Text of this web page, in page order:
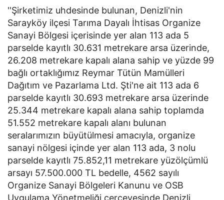
''Şirketimiz uhdesinde bulunan, Denizli'nin
Sarayköy ilçesi Tarıma Dayalı İhtisas Organize
Sanayi Bölgesi içerisinde yer alan 113 ada 5
parselde kayıtlı 30.631 metrekare arsa üzerinde,
26.208 metrekare kapalı alana sahip ve yüzde 99
bağlı ortaklığımız Reymar Tütün Mamülleri
Dağıtım ve Pazarlama Ltd. Şti'ne ait 113 ada 6
parselde kayıtlı 30.693 metrekare arsa üzerinde
25.344 metrekare kapalı alana sahip toplamda
51.552 metrekare kapalı alanı bulunan
seralarımızın büyütülmesi amacıyla, organize
sanayi nölgesi içinde yer alan 113 ada, 3 nolu
parselde kayıtlı 75.852,11 metrekare yüzölçümlü
arsayı 57.500.000 TL bedelle, 4562 sayılı
Organize Sanayi Bölgeleri Kanunu ve OSB